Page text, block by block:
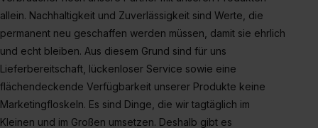
zur Übermittlung deiner Daten in die USA (Art. 49 Abs. 1
S. 1 lit. a) DS-GVO). Die USA verfügen über kein
angemessenes Datenschutzniveau (EuGH – Schrems
II). Du kannst die von dir erteilte Einwilligung jederzeit mit
Wirkung für die Zukunft ganz oder teilweise über unsere
Datenschutzerklärung unter dem Punkt „Datenschutz-
Einstellungen“ widerrufen. Weitere Informationen zu den
allein. Nachhaltigkeit und Zuverlässigkeit sind Werte, die
permanent neu geschaffen werden müssen, damit sie ehrlich
und echt bleiben. Aus diesem Grund sind für uns
Lieferbereitschaft, lückenloser Service sowie eine
flächendeckende Verfügbarkeit unserer Produkte keine
Marketingfloskeln. Es sind Dinge, die wir tagtäglich im
Kleinen und im Großen umsetzen. Deshalb gibt es